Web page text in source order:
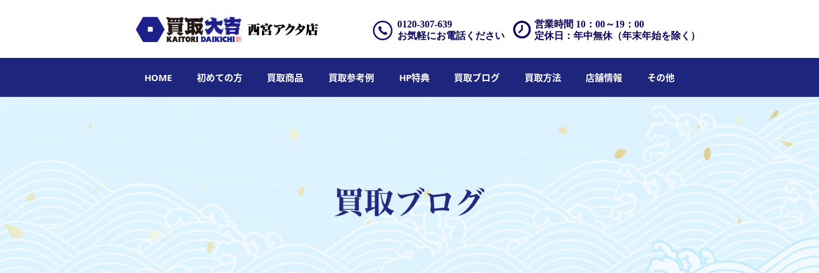
営業時間 10：00～19：00
定休日：年中無休（年末年始を除く）
0120-307-639
お気軽にお電話ください
HOME 初めての方 買取商品 買取参考例 HP特典 買取ブログ 買取方法 店舗情報 その他